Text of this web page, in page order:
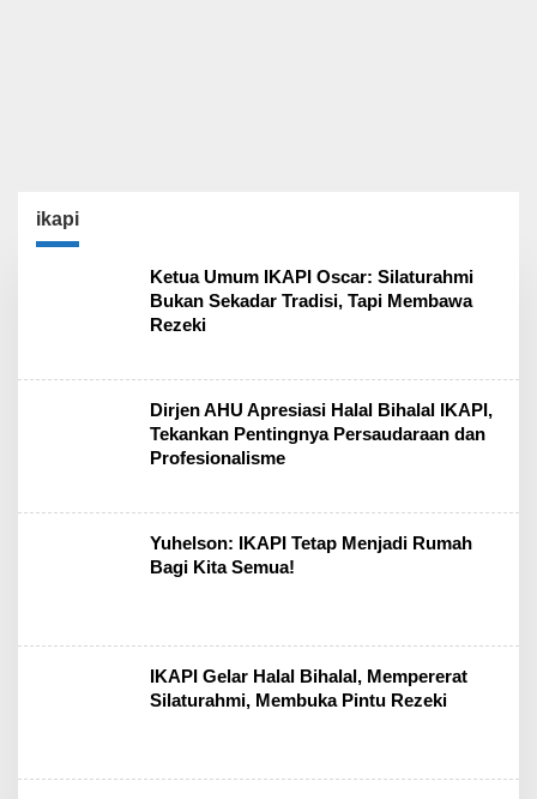
ikapi
Ketua Umum IKAPI Oscar: Silaturahmi
Bukan Sekadar Tradisi, Tapi Membawa
Rezeki
Dirjen AHU Apresiasi Halal Bihalal IKAPI,
Tekankan Pentingnya Persaudaraan dan
Profesionalisme
Yuhelson: IKAPI Tetap Menjadi Rumah
Bagi Kita Semua!
IKAPI Gelar Halal Bihalal, Mempererat
Silaturahmi, Membuka Pintu Rezeki